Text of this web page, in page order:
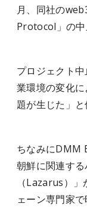
月、同社の
Protocol」の中
プロジェクト
業環境の変化
題が生じた」と
ちなみにDMM
朝鮮に関連す
（Lazarus）
ェーン専門家